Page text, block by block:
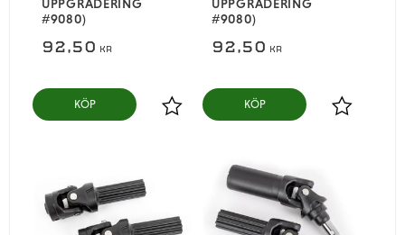
UPPGRADERING
#9080)
92,50 KR
Lägg till i favoriter
KÖP
UPPGRADERING
#9080)
92,50 KR
Lägg till i
KÖP